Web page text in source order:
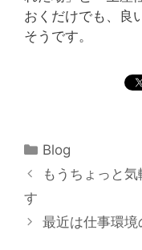
おくだけでも、良
そうです。
カ
テ
ー
Blog
投
稿
もうちょっと
す
最近は仕事環